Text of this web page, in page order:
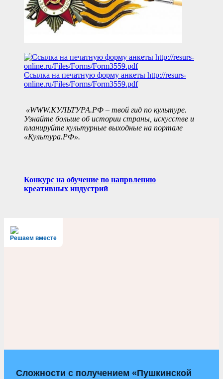
Ссылка на печатную форму анкеты http://resurs-
online.ru/Files/Forms/Form3559.pdf
«WWW.КУЛЬТУРА.РФ – твой гид по культуре.
Узнайте больше об истории страны, искусстве и
планируйте культурные выходные на портале
«Культура.РФ».
Конкурс на обучение по напрвлению
креативных индустрий
Решаем вместе
Сложности с получением «Пушкинской